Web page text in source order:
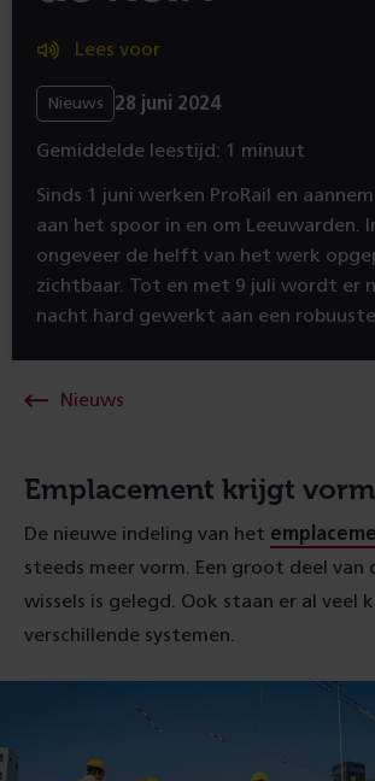
Lees voor
Nieuws 28 juni 2024
Gemiddelde leestijd: 1 minuut
Sinds 1 juni werken ProRail en
aan het spoor in en om Leeuwarden.
ongeveer de helft van het werk
zichtbaar. Tot en met 9 juli wordt er
nacht hard gewerkt aan een
Nieuws
Emplacement krijgt vorm
De nieuwe indeling van het
steeds meer vorm. Een groot deel van
wissels is gelegd. Ook staan er al veel
verschillende systemen.